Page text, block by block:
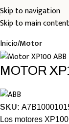
Skip to navigation
Skip to main content
InicioMotor
MOTOR
SKU:
Los motores